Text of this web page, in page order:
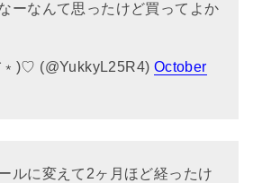
ーなんて思ったけど買ってよか
(@YukkyL25R4) October
ルに変えて2ヶ月ほど経ったけ